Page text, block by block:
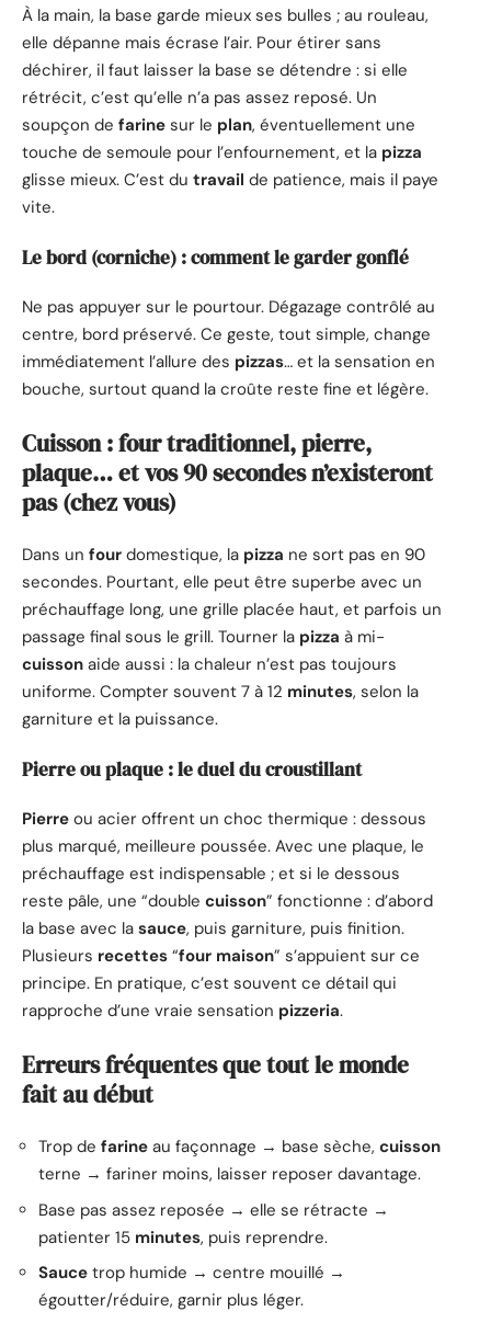
À la main, la base garde mieux ses bulles ; au rouleau,
elle dépanne mais écrase l’air. Pour étirer sans
déchirer, il faut laisser la base se détendre : si elle
rétrécit, c’est qu’elle n’a pas assez reposé. Un
soupçon de farine sur le plan, éventuellement une
touche de semoule pour l’enfournement, et la pizza
glisse mieux. C’est du travail de patience, mais il paye
vite.
Le bord (corniche) : comment le garder gonflé
Ne pas appuyer sur le pourtour. Dégazage contrôlé au
centre, bord préservé. Ce geste, tout simple, change
immédiatement l’allure des pizzas… et la sensation en
bouche, surtout quand la croûte reste fine et légère.
Cuisson : four traditionnel, pierre,
plaque… et vos 90 secondes n’existeront
pas (chez vous)
Dans un four domestique, la pizza ne sort pas en 90
secondes. Pourtant, elle peut être superbe avec un
préchauffage long, une grille placée haut, et parfois un
passage final sous le grill. Tourner la pizza à mi-
cuisson aide aussi : la chaleur n’est pas toujours
uniforme. Compter souvent 7 à 12 minutes, selon la
garniture et la puissance.
Pierre ou plaque : le duel du croustillant
Pierre ou acier offrent un choc thermique : dessous
plus marqué, meilleure poussée. Avec une plaque, le
préchauffage est indispensable ; et si le dessous
reste pâle, une “double cuisson” fonctionne : d’abord
la base avec la sauce, puis garniture, puis finition.
Plusieurs recettes “four maison” s’appuient sur ce
principe. En pratique, c’est souvent ce détail qui
rapproche d’une vraie sensation pizzeria.
Erreurs fréquentes que tout le monde
fait au début
Trop de farine au façonnage → base sèche, cuisson
terne → fariner moins, laisser reposer davantage.
Base pas assez reposée → elle se rétracte →
patienter 15 minutes, puis reprendre.
Sauce trop humide → centre mouillé →
égoutter/réduire, garnir plus léger.